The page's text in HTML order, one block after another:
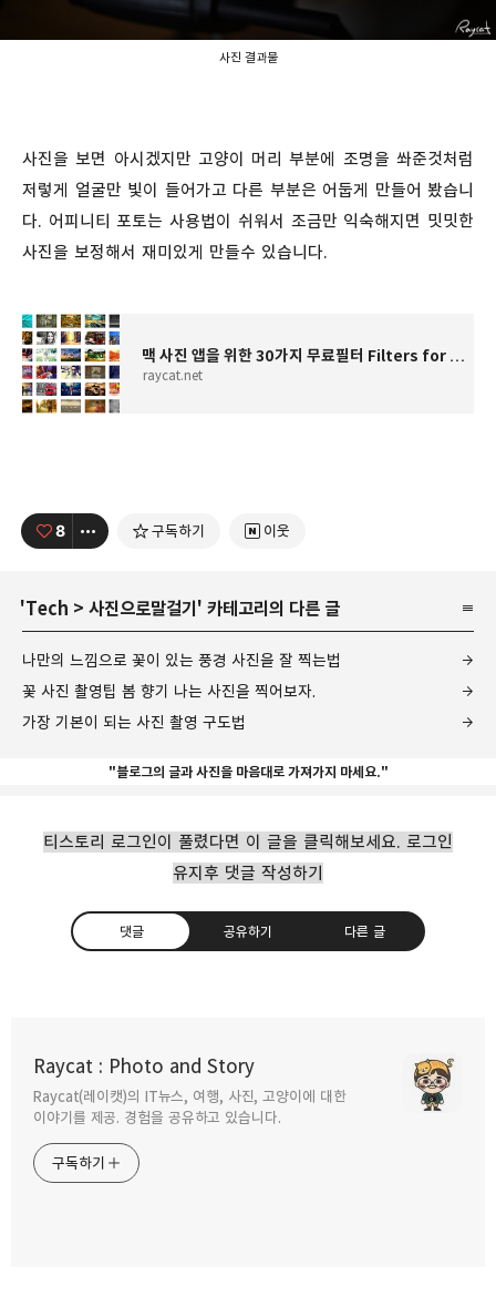
사진 결과물
사진을 보면 아시겠지만 고양이 머리 부분에 조명을 쏴준것처럼
저렇게 얼굴만 빛이 들어가고 다른 부분은 어둡게 만들어 봤습니
다. 어피니티 포토는 사용법이 쉬워서 조금만 익숙해지면 밋밋한
사진을 보정해서 재미있게 만들수 있습니다.
맥 사진 앱을 위한 30가지 무료필터 Filters for Photos
raycat.net
8 구독하기 이웃
'Tech > 사진으로말걸기' 카테고리의 다른 글
나만의 느낌으로 꽃이 있는 풍경 사진을 잘 찍는법
꽃 사진 촬영팁 봄 향기 나는 사진을 찍어보자.
가장 기본이 되는 사진 촬영 구도법
"블로그의 글과 사진을 마음대로 가져가지 마세요."
티스토리 로그인이 풀렸다면 이 글을 클릭해보세요. 로그인
유지후 댓글 작성하기
댓글 공유하기 다른 글
Raycat : Photo and Story
Raycat(레이캣)의 IT뉴스, 여행, 사진, 고양이에 대한
이야기를 제공. 경험을 공유하고 있습니다.
구독하기
구독하기 카카오톡
찍는법
2024.05.27
꽃 사진 촬영팁 봄 향기 나는 사진을 찍어보자.